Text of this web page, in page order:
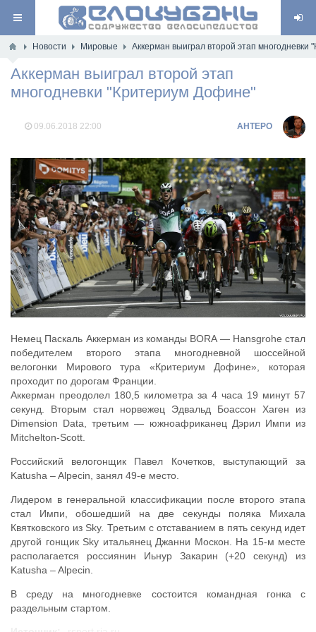
Новости Мировые Аккерман выиграл второй этап
Аккерман выиграл второй этап
многодневки "Критериум Дофине"
09.06.2018 22:00 AHTEPO
Немец Паскаль Аккерман из команды BORA — Hansgrohe стал
победителем второго этапа многодневной шоссейной
велогонки Мирового тура «Критериум Дофине», которая
проходит по дорогам Франции.
Аккерман преодолел 180,5 километра за 4 часа 19 минут 57
секунд. Вторым стал норвежец Эдвальд Боассон Хаген из
Dimension Data, третьим — южноафриканец Дэрил Импи из
Mitchelton-Scott.
Российский велогонщик Павел Кочетков, выступающий за
Katusha – Alpecin, занял 49-е место.
Лидером в генеральной классификации после второго этапа
стал Импи, обошедший на две секунды поляка Михала
Квятковского из Sky. Третьим с отставанием в пять секунд идет
другой гонщик Sky итальянец Джанни Москон. На 15-м месте
располагается россиянин Иьнур Закарин (+20 секунд) из
Katusha – Alpecin.
В среду на многодневке состоится командная гонка с
раздельным стартом.